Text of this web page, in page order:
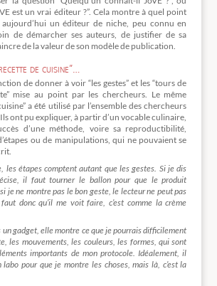
est un vrai éditeur ?”. Cela montre à quel point
aujourd’hui un éditeur de niche, peu connu en
de démarcher ses auteurs, de justifier de sa
de la valeur de son modèle de publication.
de cuisine”…
de donner à voir “les gestes” et les “tours de
mise au point par les chercheurs. Le même
a été utilisé par l’ensemble des chercheurs
ont pu expliquer, à partir d’un vocable culinaire,
d’une méthode, voire sa reproductibilité,
ou de manipulations, qui ne pouvaient se
les étapes comptent autant que les gestes. Si je dis
il faut tourner le ballon pour que le produit
je ne montre pas le bon geste, le lecteur ne peut pas
donc qu’il me voit faire, c’est comme la crème
un gadget, elle montre ce que je pourrais difficilement
les mouvements, les couleurs, les formes, qui sont
importants de mon protocole. Idéalement, il
pour que je montre les choses, mais là, c’est la